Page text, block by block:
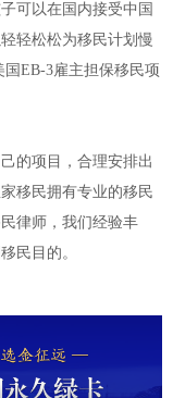
可以在国内接受中国
轻松松为移民计划慢
EB-3雇主担保移民项
的项目，合理安排出
移民拥有专业的移民
律师，我们经验丰
民目的。